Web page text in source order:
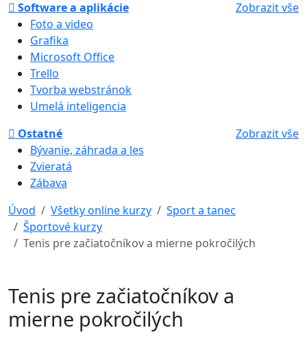
Software a aplikácie
Zobrazit vše
Foto a video
Grafika
Microsoft Office
Trello
Tvorba webstránok
Umelá inteligencia
Ostatné
Zobrazit vše
Bývanie, záhrada a les
Zvieratá
Zábava
Úvod
Všetky online kurzy
Sport a tanec
Športové kurzy
Tenis pre začiatočníkov a mierne pokročilých
Tenis pre začiatočníkov a
mierne pokročilých